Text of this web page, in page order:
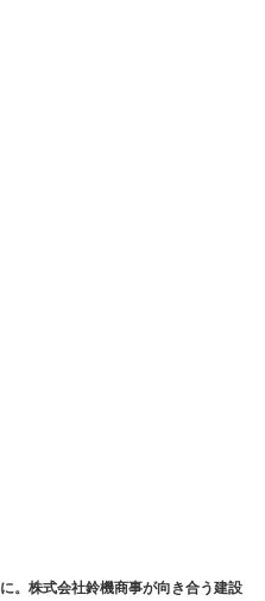
。株式会社鈴機商事が向き合う建設